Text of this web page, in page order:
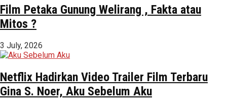
Film Petaka Gunung Welirang , Fakta atau
Mitos ?
3 July, 2026
Netflix Hadirkan Video Trailer Film Terbaru
Gina S. Noer, Aku Sebelum Aku